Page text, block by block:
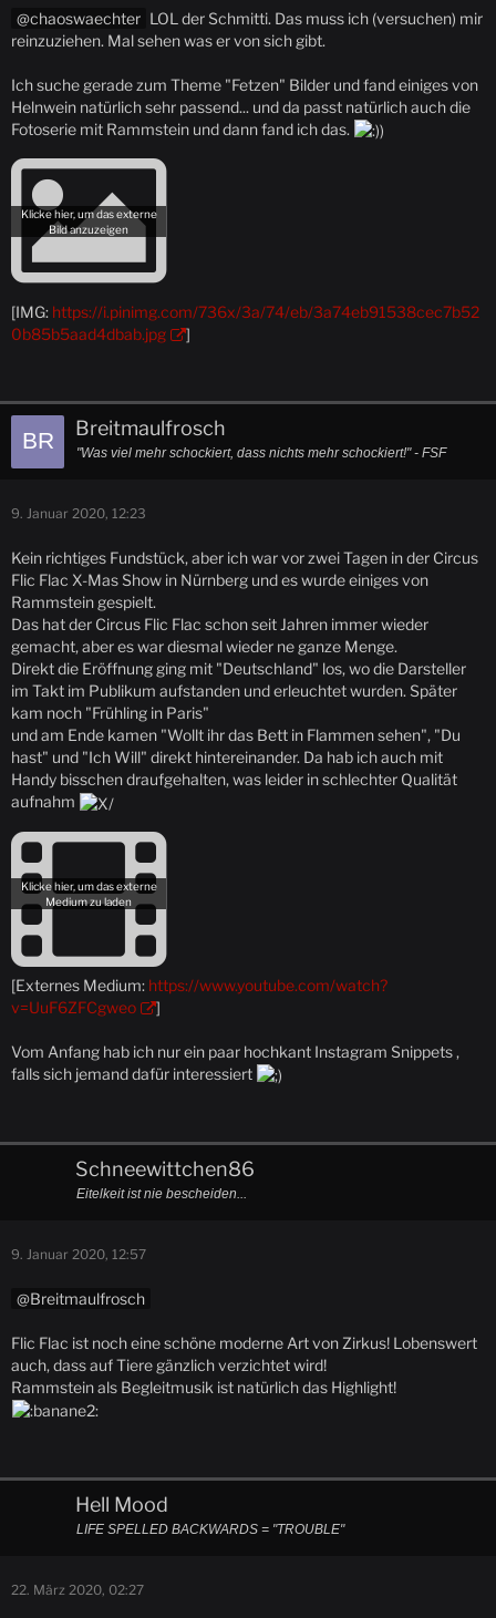
chaoswaechter LOL der Schmitti. Das muss ich (versuchen) mir
reinzuziehen. Mal sehen was er von sich gibt.
Ich suche gerade zum Theme "Fetzen" Bilder und fand einiges von
Helnwein natürlich sehr passend... und da passt natürlich auch die
Fotoserie mit Rammstein und dann fand ich das.
[IMG: https://i.pinimg.com/736x/3a/74/eb/3a74eb91538cec7b52
0b85b5aad4dbab.jpg
]
Breitmaulfrosch
"Was viel mehr schockiert, dass nichts mehr schockiert!" - FSF
9. Januar 2020, 12:23
Kein richtiges Fundstück, aber ich war vor zwei Tagen in der Circus
Flic Flac X-Mas Show in Nürnberg und es wurde einiges von
Rammstein gespielt.
Das hat der Circus Flic Flac schon seit Jahren immer wieder
gemacht, aber es war diesmal wieder ne ganze Menge.
Direkt die Eröffnung ging mit "Deutschland" los, wo die Darsteller
im Takt im Publikum aufstanden und erleuchtet wurden. Später
kam noch "Frühling in Paris"
und am Ende kamen "Wollt ihr das Bett in Flammen sehen", "Du
hast" und "Ich Will" direkt hintereinander. Da hab ich auch mit
Handy bisschen draufgehalten, was leider in schlechter Qualität
aufnahm
[Externes Medium: https://www.youtube.com/watch?
v=UuF6ZFCgweo
]
Vom Anfang hab ich nur ein paar hochkant Instagram Snippets ,
falls sich jemand dafür interessiert
Schneewittchen86
Eitelkeit ist nie bescheiden...
9. Januar 2020, 12:57
Breitmaulfrosch
Flic Flac ist noch eine schöne moderne Art von Zirkus! Lobenswert
auch, dass auf Tiere gänzlich verzichtet wird!
Rammstein als Begleitmusik ist natürlich das Highlight!
Hell Mood
LIFE SPELLED BACKWARDS = "TROUBLE"
22. März 2020, 02:27